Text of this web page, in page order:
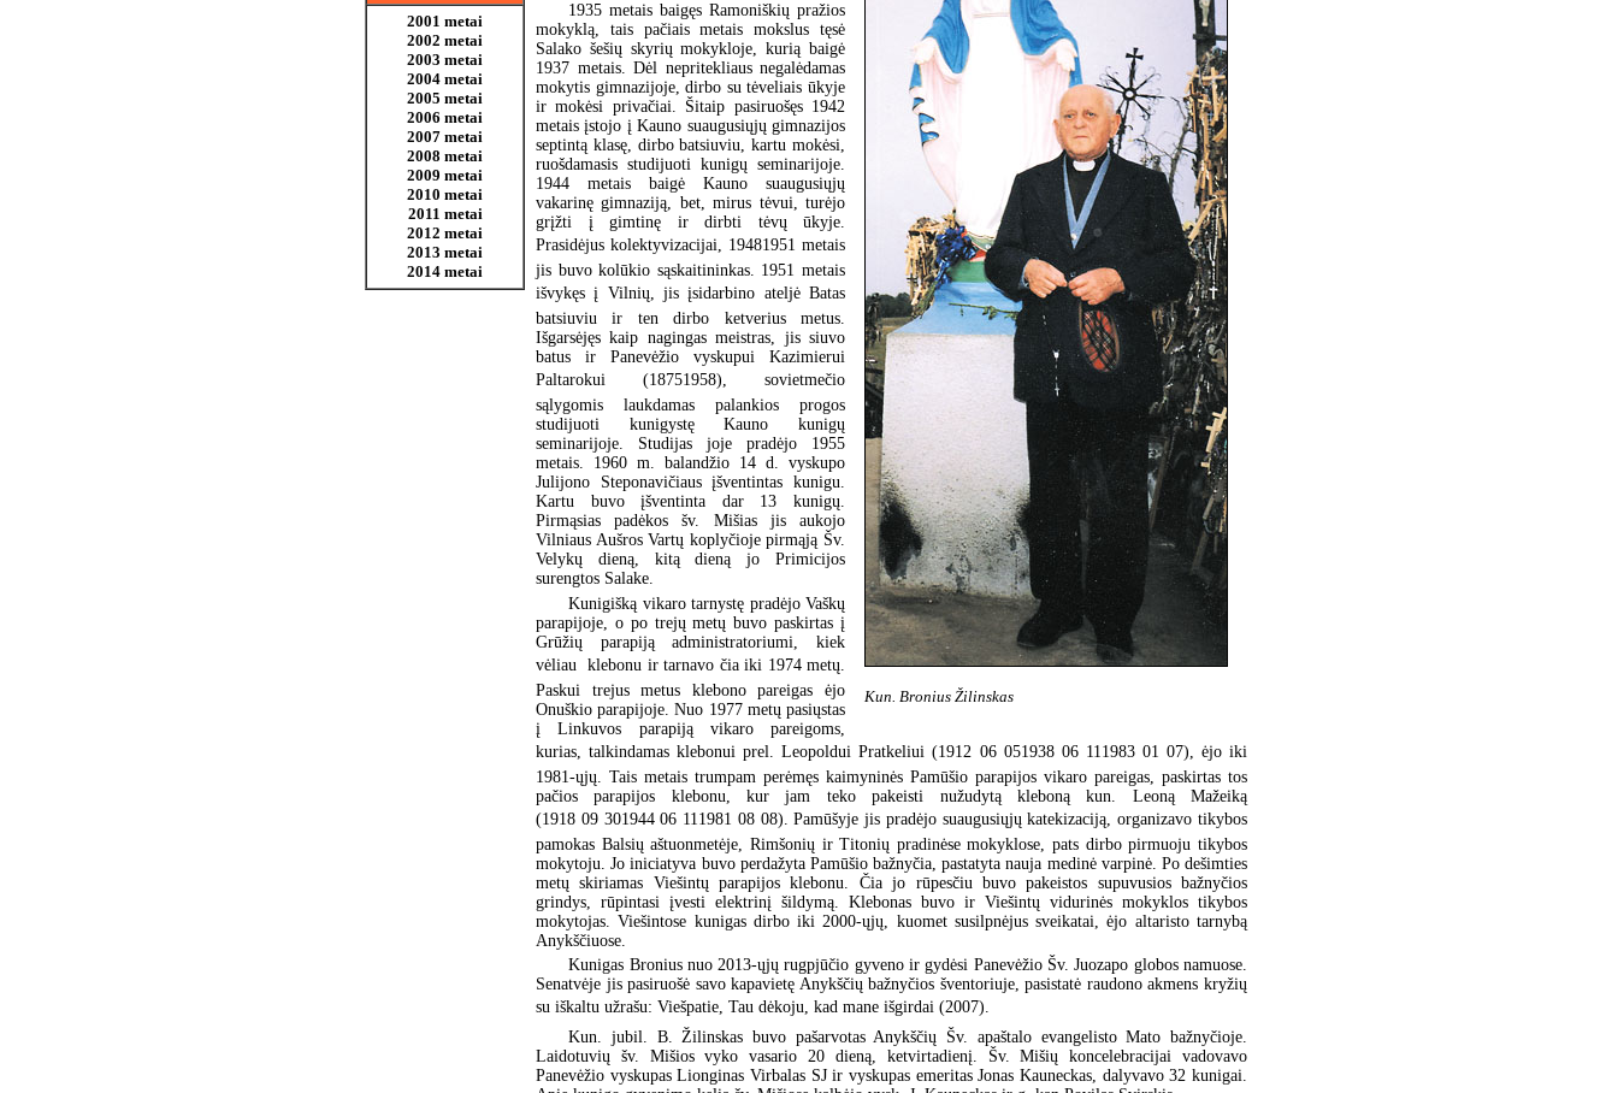
2001 metai
2002 metai
2003 metai
2004 metai
2005 metai
2006 metai
2007 metai
2008 metai
2009 metai
2010 metai
2011 metai
2012 metai
2013 metai
2014 metai
Kun. Bronius Žilinskas
1935 metais baigęs Ramoniškių pražios
mokyklą, tais pačiais metais mokslus tęsė
Salako šešių skyrių mokykloje, kurią baigė
1937 metais. Dėl nepritekliaus negalėdamas
mokytis gimnazijoje, dirbo su tėveliais ūkyje
ir mokėsi privačiai. Šitaip pasiruošęs 1942
metais įstojo į Kauno suaugusiųjų gimnazijos
septintą klasę, dirbo batsiuviu, kartu mokėsi,
ruošdamasis studijuoti kunigų seminarijoje.
1944 metais baigė Kauno suaugusiųjų
vakarinę gimnaziją, bet, mirus tėvui, turėjo
grįžti į gimtinę ir dirbti tėvų ūkyje.
Prasidėjus kolektyvizacijai, 19481951 metais
jis buvo kolūkio sąskaitininkas. 1951 metais
išvykęs į Vilnių, jis įsidarbino ateljė Batas
batsiuviu ir ten dirbo ketverius metus.
Išgarsėjęs kaip nagingas meistras, jis siuvo
batus ir Panevėžio vyskupui Kazimierui
Paltarokui (18751958), sovietmečio
sąlygomis laukdamas palankios progos
studijuoti kunigystę Kauno kunigų
seminarijoje. Studijas joje pradėjo 1955
metais. 1960 m. balandžio 14 d. vyskupo
Julijono Steponavičiaus įšventintas kunigu.
Kartu buvo įšventinta dar 13 kunigų.
Pirmąsias padėkos šv. Mišias jis aukojo
Vilniaus Aušros Vartų koplyčioje pirmąją Šv.
Velykų dieną, kitą dieną jo Primicijos
surengtos Salake.
Kunigišką vikaro tarnystę pradėjo Vaškų
parapijoje, o po trejų metų buvo paskirtas į
Grūžių parapiją administratoriumi, kiek
vėliau  klebonu ir tarnavo čia iki 1974 metų.
Paskui trejus metus klebono pareigas ėjo
Onuškio parapijoje. Nuo 1977 metų pasiųstas
į Linkuvos parapiją vikaro pareigoms,
kurias, talkindamas klebonui prel. Leopoldui Pratkeliui (1912 06 051938 06 111983 01 07), ėjo iki
1981-ųjų. Tais metais trumpam perėmęs kaimyninės Pamūšio parapijos vikaro pareigas, paskirtas tos
pačios parapijos klebonu, kur jam teko pakeisti nužudytą kleboną kun. Leoną Mažeiką
(1918 09 301944 06 111981 08 08). Pamūšyje jis pradėjo suaugusiųjų katekizaciją, organizavo tikybos
pamokas Balsių aštuonmetėje, Rimšonių ir Titonių pradinėse mokyklose, pats dirbo pirmuoju tikybos
mokytoju. Jo iniciatyva buvo perdažyta Pamūšio bažnyčia, pastatyta nauja medinė varpinė. Po dešimties
metų skiriamas Viešintų parapijos klebonu. Čia jo rūpesčiu buvo pakeistos supuvusios bažnyčios
grindys, rūpintasi įvesti elektrinį šildymą. Klebonas buvo ir Viešintų vidurinės mokyklos tikybos
mokytojas. Viešintose kunigas dirbo iki 2000-ųjų, kuomet susilpnėjus sveikatai, ėjo altaristo tarnybą
Anykščiuose.
Kunigas Bronius nuo 2013-ųjų rugpjūčio gyveno ir gydėsi Panevėžio Šv. Juozapo globos namuose.
Senatvėje jis pasiruošė savo kapavietę Anykščių bažnyčios šventoriuje, pasistatė raudono akmens kryžių
su iškaltu užrašu: Viešpatie, Tau dėkoju, kad mane išgirdai (2007).
Kun. jubil. B. Žilinskas buvo pašarvotas Anykščių Šv. apaštalo evangelisto Mato bažnyčioje.
Laidotuvių šv. Mišios vyko vasario 20 dieną, ketvirtadienį. Šv. Mišių koncelebracijai vadovavo
Panevėžio vyskupas Lionginas Virbalas SJ ir vyskupas emeritas Jonas Kauneckas, dalyvavo 32 kunigai.